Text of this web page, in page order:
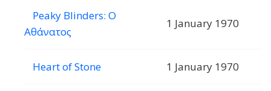
Peaky Blinders: Ο
Αθάνατος
1 January 1970
Heart of Stone 1 January 1970